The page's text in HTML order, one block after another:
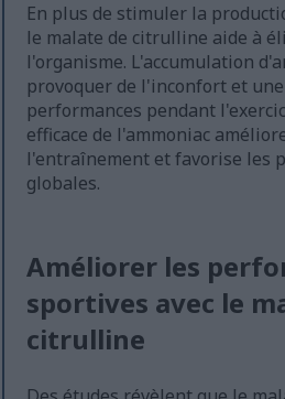
En plus de stimuler la
le malate de citrulline aide à
l'organisme. L'accumulation
provoquer de l'inconfort et
performances pendant
efficace de l'ammoniac
l'entraînement et favorise les
globales.
Améliorer les
sportives avec le
citrulline